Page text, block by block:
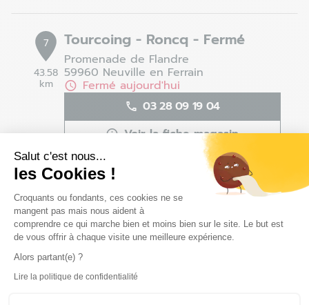
Salut c'est nous...
les Cookies !
Plateforme de Gestion du
Croquants ou fondants, ces cookies ne se
mangent pas mais nous aident à
comprendre ce qui marche bien et moins bien sur le site. Le but est
de vous offrir à chaque visite une meilleure expérience.
Alors partant(e) ?
Lire la politique de confidentialitéAxeptio consent
7
43.58
km
Tourcoing - Roncq - Fermé
Promenade de Flandre
59960 Neuville en Ferrain
Fermé aujourd'hui
03 28 09 19 04
Voir la fiche magasin
Définir comme magasin préféré
8
48.73
km
Maubeuge - Louvroil - Fermé
2 rue de l'Espérance
59720 Louvroil